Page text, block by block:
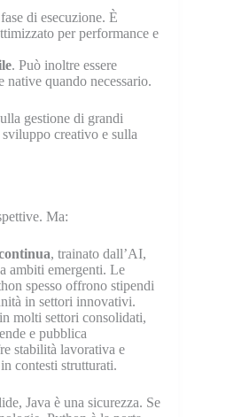
di esecuzione. È
per performance e
. Può inoltre essere
native quando necessario.
gestione di grandi
creativo e sulla
Ma:
, trainato dall’AI,
ambiti emergenti. Le
spesso offrono stipendi
in settori innovativi.
in molti settori consolidati,
e pubblica
stabilità lavorativa e
contesti strutturati.
Java è una sicurezza. Se